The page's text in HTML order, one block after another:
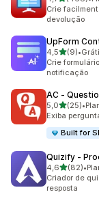
468
Crie
devolução
UpForm
4,5de 5
(9)
9 avaliações
•
Crie
notificação
AC ‑
5,0de 5(25)
25 avaliações
•
Exiba
Built for
Quizify ‑
4,6de 5(82)
82 •
Criador de
resposta